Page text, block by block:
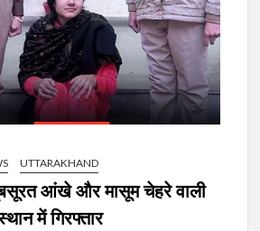
UTTARAKHAND
आंखे और मासूम चेहरे वाली
में गिरफ्तार